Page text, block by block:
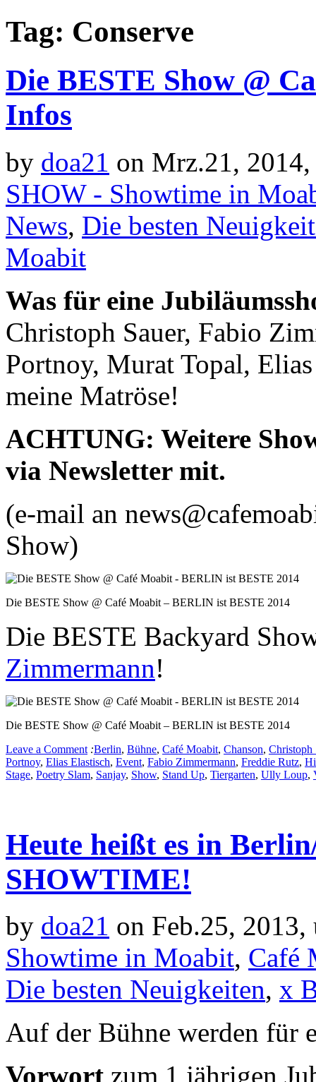
Tag: Conserve
Die BESTE Show @
Infos
by doa21 on Mrz.21,
SHOW - Showtime in
News, Die besten
Moabit
Was für eine
Christoph Sauer, Fabio
Portnoy, Murat Topal,
meine Matröse!
ACHTUNG: Weitere
via Newsletter mit.
(e-mail an
Show)
Die BESTE Show @ Café Moabit – BERLIN ist BESTE 2014
Die BESTE Backyard
Zimmermann!
Die BESTE Show @ Café Moabit – BERLIN ist BESTE 2014
Leave a Comment :Berlin, Bühne, Café Moabit, Chanson, Christoph
Portnoy, Elias Elastisch, Event, Fabio Zimmermann, Freddie Rutz,
Stage, Poetry Slam, Sanjay, Show, Stand Up, Tiergarten, Ully Loup,
Heute heißt es in
SHOWTIME!
by doa21 on Feb.25,
Showtime in Moabit, Café
Die besten Neuigkeiten, x
Auf der Bühne werden für
Vorwort zum 1 jährigen